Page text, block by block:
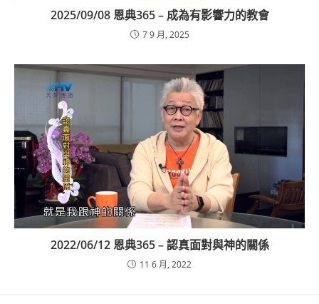
2025/09/08 恩典365 – 成為有影響力的教會
7 9 月, 2025
2022/06/12 恩典365 – 認真面對與神的關係
11 6 月, 2022